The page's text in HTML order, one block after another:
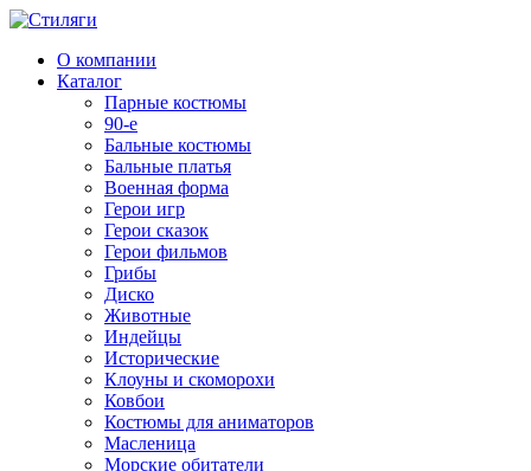
О компании
Каталог
Парные костюмы
90-е
Бальные костюмы
Бальные платья
Военная форма
Герои игр
Герои сказок
Герои фильмов
Грибы
Диско
Животные
Индейцы
Исторические
Клоуны и скоморохи
Ковбои
Костюмы для аниматоров
Масленица
Морские обитатели